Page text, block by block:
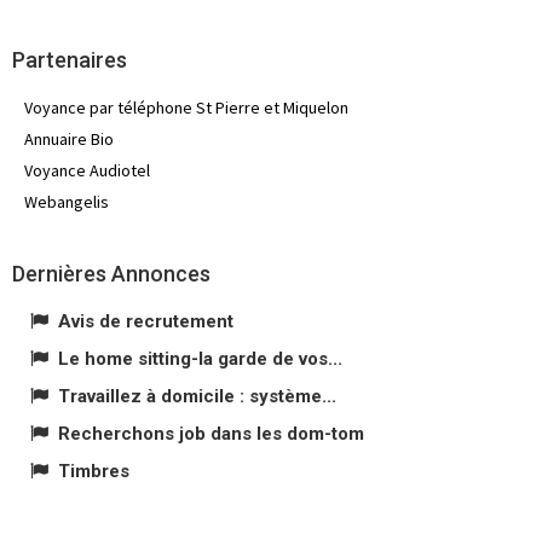
Partenaires
Voyance par téléphone St Pierre et Miquelon
Annuaire Bio
Voyance Audiotel
Webangelis
Dernières Annonces
Avis de recrutement
Le home sitting-la garde de vos...
Travaillez à domicile : système...
Recherchons job dans les dom-tom
Timbres